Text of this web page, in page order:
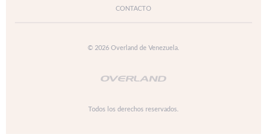
CONTACTO
© 2026 Overland de Venezuela.
Todos los derechos reservados.